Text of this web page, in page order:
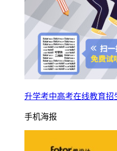
升学考中高考在线教育招
手机海报